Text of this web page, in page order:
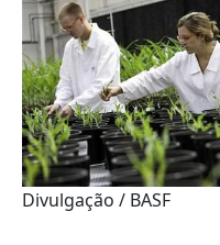
Divulgação / BASF